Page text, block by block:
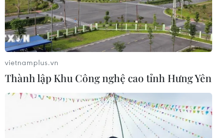
Các nhà khoa học Israel phát triển
phương pháp điều trị dị ứng đậu
phộng
23/05/2026 10:40
Hệ sinh thái khởi
nghiệp Thành phố Hồ Chí Minh xếp
hạng 98 toàn cầu
20/05/2026 08:45
vietnamplus.vn
Thành lập Khu Công nghệ cao tỉnh Hưng Yên